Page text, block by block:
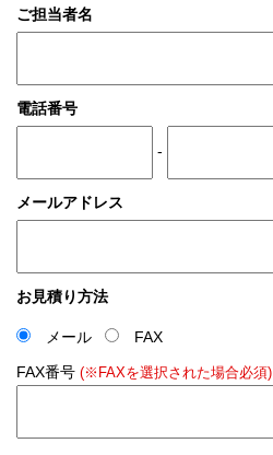
ご担当者名
電話番号
-
メールアドレス
お見積り方法
メール
FAX
FAX番号 (※FAXを選択された場合必須)